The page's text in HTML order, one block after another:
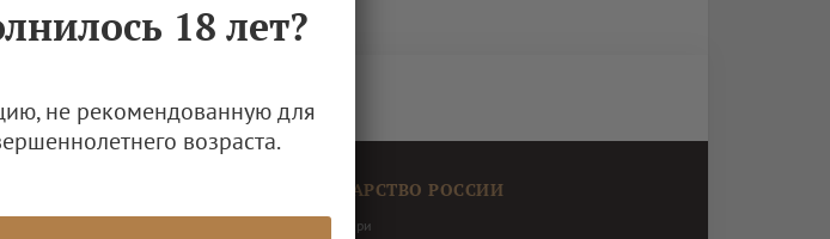
ВИНОГРАДАРСТВО РОССИИ
Наши виноградари
18 лет?
не рекомендованную для
возраста.